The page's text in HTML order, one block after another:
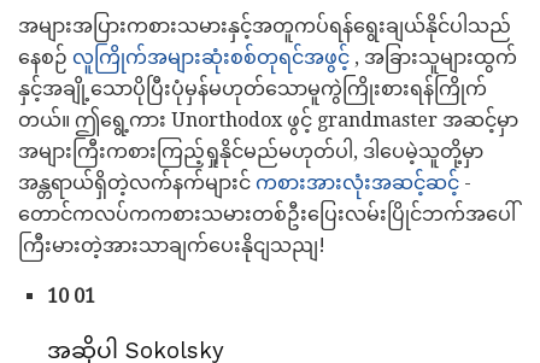
အများအပြားကစားသမားနှင့်အတူကပ်ရန်ရွေးချယ်နိုင်ပါသည်
နေစဉ် လူကြိုက်အများဆုံးစစ်တုရင်အဖွင့် , အခြားသူများထွက်
နှင့်အချို့သောပိုပြီးပုံမှန်မဟုတ်သောမူကွဲကြိုးစားရန်ကြိုက်
တယ်။ ဤရွေ့ကား Unorthodox ဖွင့် grandmaster အဆင့်မှာ
အများကြီးကစားကြည့်ရှုနိုင်မည်မဟုတ်ပါ, ဒါပေမဲ့သူတို့မှာ
အန္တရာယ်ရှိတဲ့လက်နက်များင် ကစားအားလုံးအဆင့်ဆင့် -
တောင်ကလပ်ကကစားသမားတစ်ဦးပြေးလမ်းပြိုင်ဘက်အပေါ်
ကြီးမားတဲ့အားသာချက်ပေးနိုငျသညျ!
10 01
အဆိုပါ Sokolsky